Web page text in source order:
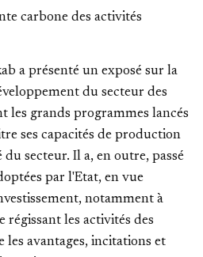
carbone des activités
a présenté un exposé sur la
du secteur des
les grands programmes lancés
ses capacités de production
secteur. Il a, en outre, passé
par l'Etat, en vue
notamment à
régissant les activités des
les avantages, incitations et